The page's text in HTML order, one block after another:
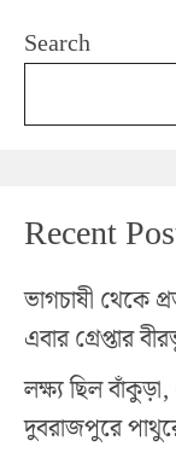
Search
Recent
ভাগচাষী থেকে
এবার গ্রেপ্তার
লক্ষ্য ছিল
দুবরাজপুরে